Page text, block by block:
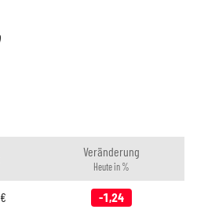
Veränderung
Heute in %
€ -1,24